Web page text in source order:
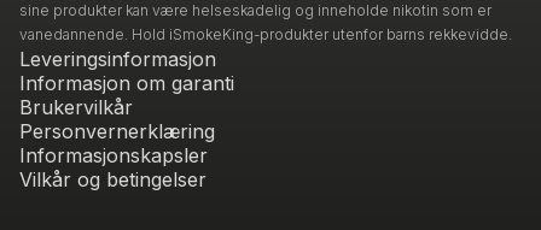
sine produkter kan være helseskadelig og inneholde nikotin som er
vanedannende. Hold iSmokeKing-produkter utenfor barns rekkevidde.
Leveringsinformasjon
Informasjon om garanti
Brukervilkår
Personvernerklæring
Informasjonskapsler
Vilkår og betingelser